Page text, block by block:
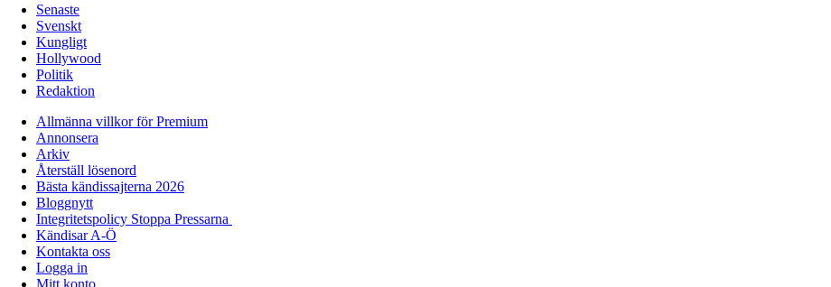
Senaste
Svenskt
Kungligt
Hollywood
Politik
Redaktion
Allmänna villkor för Premium
Annonsera
Arkiv
Återställ lösenord
Bästa kändissajterna 2026
Bloggnytt
Integritetspolicy Stoppa Pressarna
Kändisar A-Ö
Kontakta oss
Logga in
Mitt konto